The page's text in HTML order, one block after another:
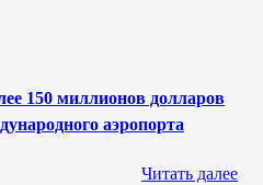
150 миллионов долларов
аэропорта
Читать далее